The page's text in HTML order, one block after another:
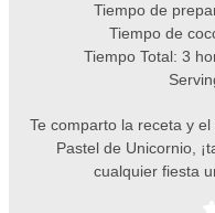
Tiempo de
Tiempo de
Tiempo Total: 3
Te comparto la receta y
Pastel de Unicornio,
cualquier fiesta